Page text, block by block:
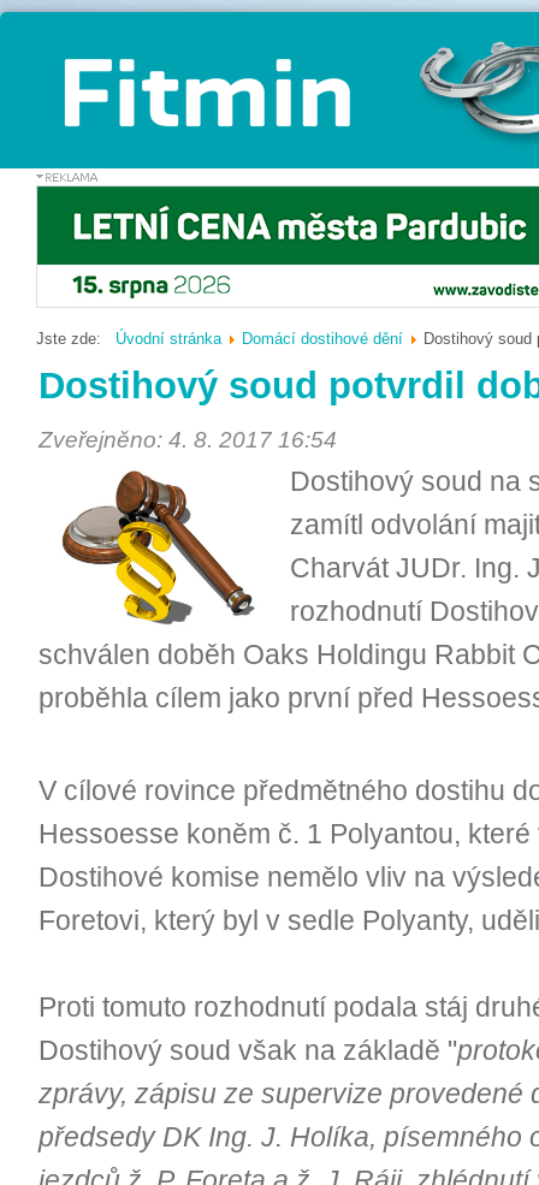
Jste zde: Úvodní stránka Domácí dostihové dění Dostihový soud
Dostihový soud potvrdil
Zveřejněno: 4. 8. 2017 16:54
Dostihový soud na
zamítl odvolání
Charvát JUDr. Ing.
rozhodnutí
schválen doběh Oaks Holdingu Rabbit
proběhla cílem jako první před
V cílové rovince předmětného dostihu
Hessoesse koněm č. 1 Polyantou,
Dostihové komise nemělo vliv na
Foretovi, který byl v sedle Polyanty,
Proti tomuto rozhodnutí podala stáj
Dostihový soud však na základě "
zprávy, zápisu ze supervize provedené
předsedy DK Ing. J. Holíka, písemného